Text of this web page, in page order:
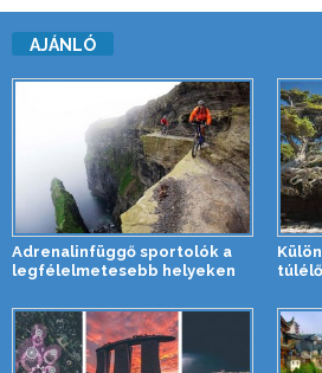
AJÁNLÓ
Adrenalinfüggő sportolók a
legfélelmetesebb helyeken